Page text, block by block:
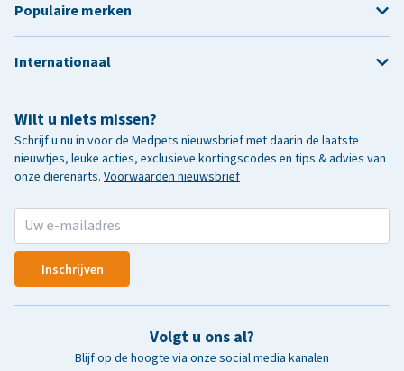
Wilt u niets missen?
Schrijf u nu in voor de Medpets nieuwsbrief met daarin de laatste
nieuwtjes, leuke acties, exclusieve kortingscodes en tips & advies van
onze dierenarts. Voorwaarden nieuwsbrief
Inschrijven
Volgt u ons al?
Blijf op de hoogte via onze social media kanalen
Populaire merken
Internationaal